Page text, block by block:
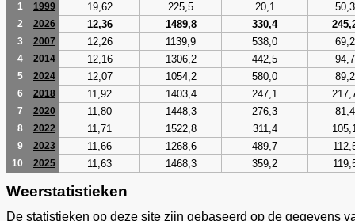
1
1999 19,62 225,5 20,1 50,3
2 2026 12,36 1489,8 330,4
3 2007 12,26 1139,9 538,0 69,2
4 2014 12,16 1306,2 442,5 94,7
5 2024 12,07 1054,2 580,0 89,2
6 2018 11,92 1403,4 247,1
7 2020 11,80 1448,3 276,3 81,4
8 2022 11,71 1522,8 311,4
9 2023 11,66 1268,6 489,7
10 2025 11,63 1468,3 359,2
Weerstatistieken
De statistieken op deze site zijn gebaseerd op de gegevens